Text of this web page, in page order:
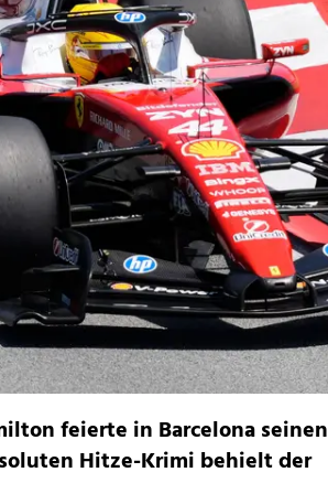
feierte in Barcelona seinen
Hitze-Krimi behielt der